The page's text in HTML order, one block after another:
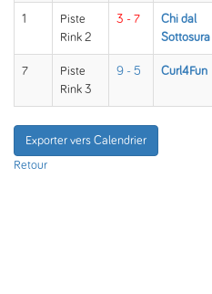
1
Piste
Rink 2
3 - 7
Chi dal
Sottosura
7
Piste
Rink 3
9 - 5 Curl4Fun
Exporter vers Calendrier
Retour